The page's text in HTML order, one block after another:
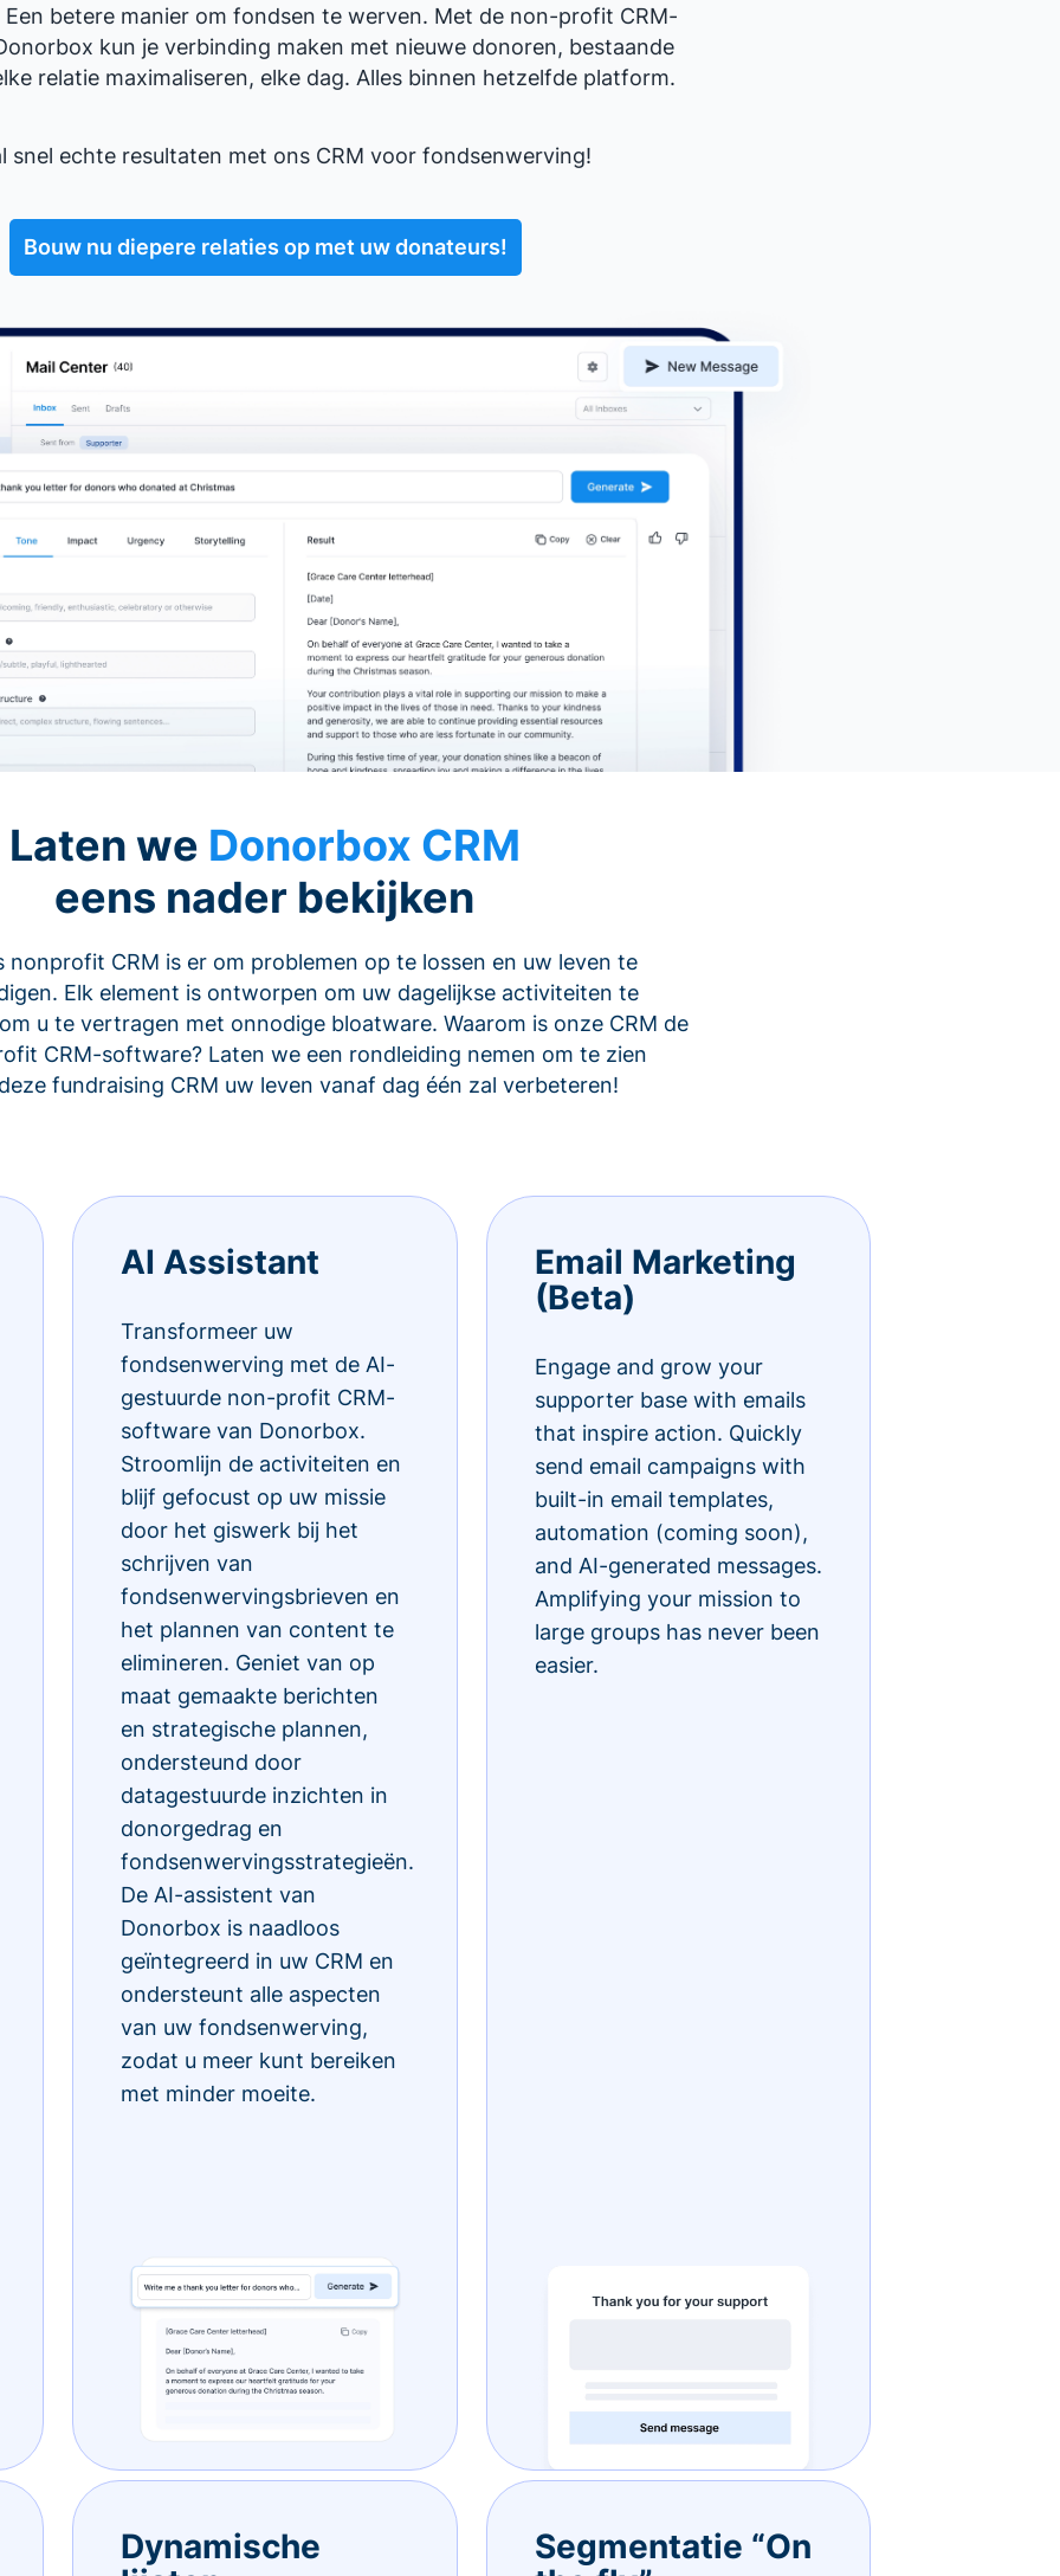
betere manier om fondsen te werven. Met de non-profit CRM-
kun je verbinding maken met nieuwe donoren, bestaande
relatie maximaliseren, elke dag. Alles binnen hetzelfde platform.
snel echte resultaten met ons CRM voor fondsenwerving!
Bouw nu diepere relaties op met uw donateurs!
Laten we Donorbox CRM
eens nader bekijken
nonprofit CRM is er om problemen op te lossen en uw leven te
Elk element is ontworpen om uw dagelijkse activiteiten te
u te vertragen met onnodige bloatware. Waarom is onze CRM de
CRM-software? Laten we een rondleiding nemen om te zien
fundraising CRM uw leven vanaf dag één zal verbeteren!
AI Assistant
Transformeer uw
fondsenwerving met de AI-
gestuurde non-profit CRM-
software van Donorbox.
Stroomlijn de activiteiten en
blijf gefocust op uw missie
door het giswerk bij het
schrijven van
fondsenwervingsbrieven en
het plannen van content te
elimineren. Geniet van op
maat gemaakte berichten
en strategische plannen,
ondersteund door
datagestuurde inzichten in
donorgedrag en
fondsenwervingsstrategieën.
De AI-assistent van
Donorbox is naadloos
geïntegreerd in uw CRM en
ondersteunt alle aspecten
van uw fondsenwerving,
zodat u meer kunt bereiken
met minder moeite.
Email Marketing
(Beta)
Engage and grow your
supporter base with emails
that inspire action. Quickly
send email campaigns with
built-in email templates,
automation (coming soon),
and AI-generated messages.
Amplifying your mission to
large groups has never been
easier.
Dynamische
Segmentatie “On